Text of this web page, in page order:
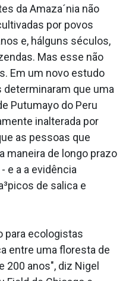
da Amaza´nia não
por povos
e, hálguns séculos,
Mas esse não
Em um novo estudo
determinaram que uma
Putumayo do Peru
inalterada por
as pessoas que
maneira de longo prazo
e a a evidência
de sa­lica e
ecologistas
entre uma floresta de
200 anos", diz Nigel